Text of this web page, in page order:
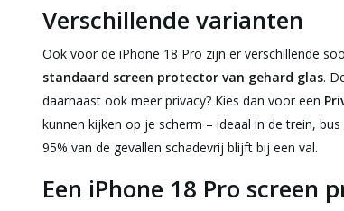
Verschillende varianten
Ook voor de iPhone 18 Pro zijn er verschillende
standaard screen protector van gehard glas.
daarnaast ook meer privacy? Kies dan voor een
kunnen kijken op je scherm – ideaal in de trein,
95% van de gevallen schadevrij blijft bij een val.
Een iPhone 18 Pro screen